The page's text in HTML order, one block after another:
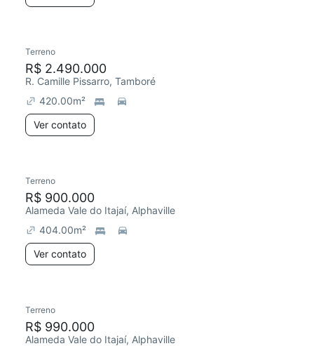
Terreno
R$ 2.490.000
R. Camille Pissarro, Tamboré
420.00m²
Ver contato
Terreno
R$ 900.000
Alameda Vale do Itajaí, Alphaville
404.00m²
Ver contato
Terreno
R$ 990.000
Alameda Vale do Itajaí, Alphaville